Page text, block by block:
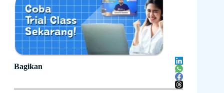
Bagikan